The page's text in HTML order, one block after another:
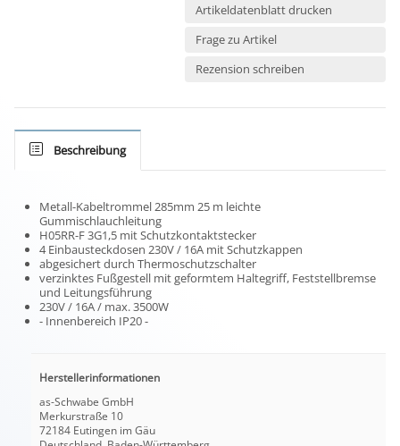
Artikeldatenblatt drucken
Frage zu Artikel
Rezension schreiben
Beschreibung
Metall-Kabeltrommel 285mm 25 m leichte
Gummischlauchleitung
H05RR-F 3G1,5 mit Schutzkontaktstecker
4 Einbausteckdosen 230V / 16A mit Schutzkappen
abgesichert durch Thermoschutzschalter
verzinktes Fußgestell mit geformtem Haltegriff, Feststellbremse
und Leitungsführung
230V / 16A / max. 3500W
- Innenbereich IP20 -
Herstellerinformationen
as-Schwabe GmbH
Merkurstraße 10
72184 Eutingen im Gäu